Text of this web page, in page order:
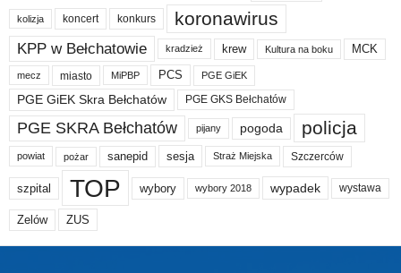
kolizja koncert konkurs koronawirus
KPP w Bełchatowie kradzież krew Kultura na boku MCK
mecz miasto MiPBP PCS PGE GiEK
PGE GiEK Skra Bełchatów PGE GKS Bełchatów
PGE SKRA Bełchatów pijany pogoda policja
powiat pożar sanepid sesja Straż Miejska Szczerców
szpital TOP wybory wybory 2018 wypadek wystawa
Zelów ZUS